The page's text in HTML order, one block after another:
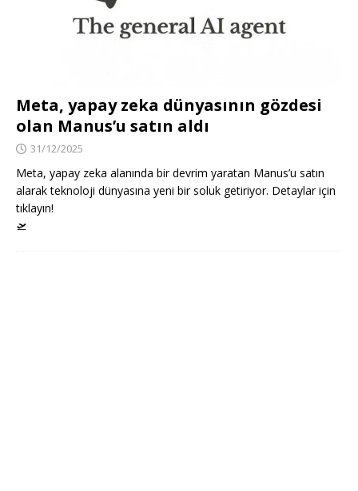
Meta, yapay zeka dünyasının gözdesi
olan Manus’u satın aldı
31/12/2025
Meta, yapay zeka alanında bir devrim yaratan Manus’u satın
alarak teknoloji dünyasına yeni bir soluk getiriyor. Detaylar için
tıklayın!
🛫